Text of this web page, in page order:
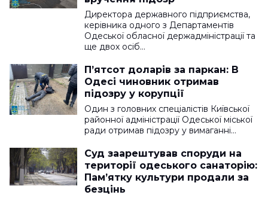
Директора державного підприємства,
керівника одного з Департаментів
Одеської обласної держадміністрації та
ще двох осіб…
П’ятсот доларів за паркан: В
Одесі чиновник отримав
підозру у корупції
Один з головних спеціалістів Київської
районної адміністрації Одеської міської
ради отримав підозру у вимаганні…
Суд заарештував споруди на
території одеського санаторію:
Пам’ятку культури продали за
безцінь